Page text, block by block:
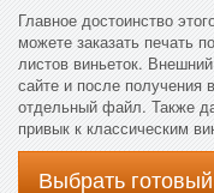
Главное достоинство
можете заказать печать
листов виньеток.
сайте и после получения
отдельный файл. Также
привык к классическим
Выбрать